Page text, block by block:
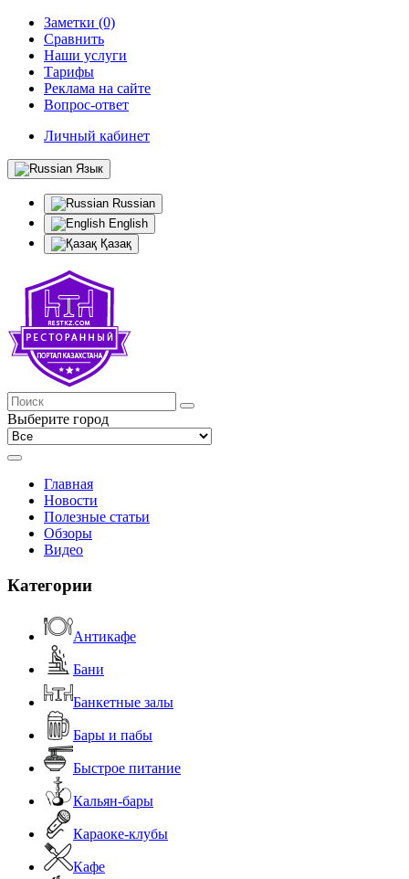
Заметки (0)
Сравнить
Наши услуги
Тарифы
Реклама на сайте
Вопрос-ответ
Личный кабинет
Язык
Russian
English
Қазақ
Выберите город
Главная
Новости
Полезные статьи
Обзоры
Видео
Категории
Антикафе
Бани
Банкетные залы
Бары и пабы
Быстрое питание
Кальян-бары
Караоке-клубы
Кафе